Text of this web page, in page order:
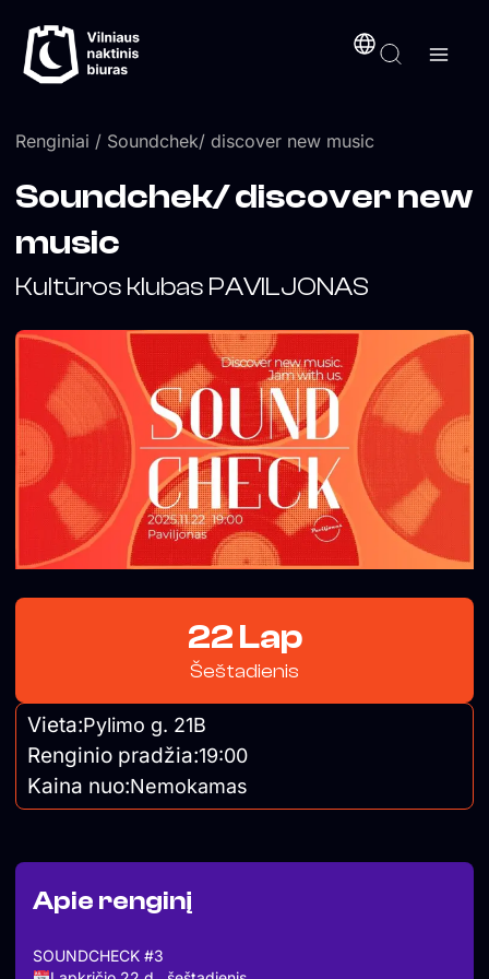
prie
turinio
Renginiai / Soundchek/ discover new music
Apie renginį
SOUNDCHECK #3
Soundchek/ discover new
music
Kultūros klubas PAVILJONAS
22 Lap
Šeštadienis
Vieta:Pylimo g. 21B
Renginio pradžia:19:00
Kaina nuo:Nemokamas